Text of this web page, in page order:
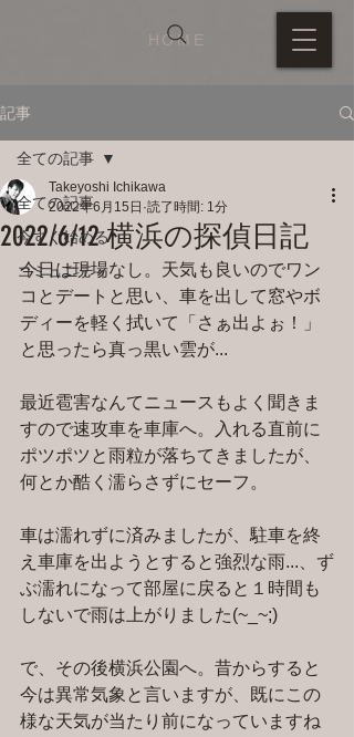
HOME
記事
全ての記事
今すぐ始める
コミュニティ
全ての記事
2022/6/12 横浜の探偵日記
Takeyoshi Ichikawa
2022年6月15日 読了時間: 1分
今日は現場なし。天気も良いのでワン
コとデートと思い、車を出して窓やボ
ディーを軽く拭いて「さぁ出よぉ！」
と思ったら真っ黒い雲が...
最近雹害なんてニュースもよく聞きま
すので速攻車を車庫へ。入れる直前に
ポツポツと雨粒が落ちてきましたが、
何とか酷く濡らさずにセーフ。
車は濡れずに済みましたが、駐車を終
え車庫を出ようとすると強烈な雨...、ず
ぶ濡れになって部屋に戻ると１時間も
しないで雨は上がりました(~_~;)
で、その後横浜公園へ。昔からすると
今は異常気象と言いますが、既にこの
様な天気が当たり前になっていますね